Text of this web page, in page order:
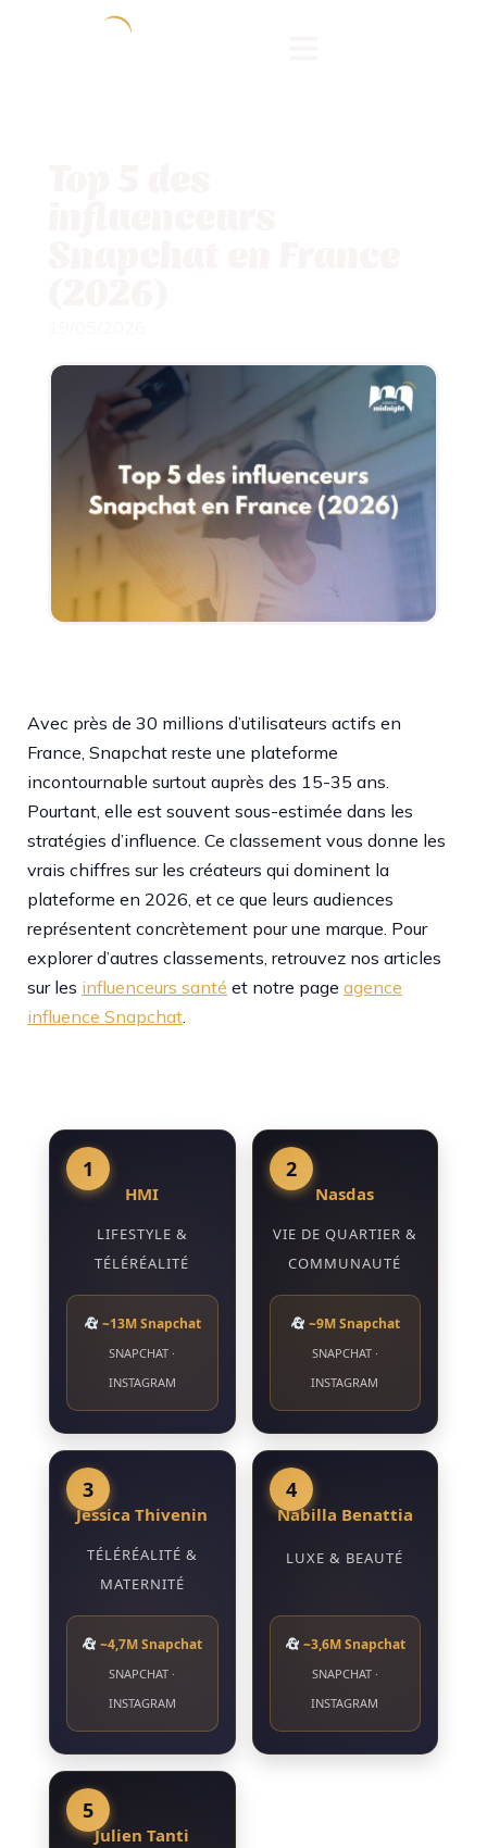
Avec près de 30 millions d’utilisateurs actifs en
France, Snapchat reste une plateforme
incontournable surtout auprès des 15-35 ans.
Pourtant, elle est souvent sous-estimée dans les
stratégies d’influence. Ce classement vous donne les
vrais chiffres sur les créateurs qui dominent la
plateforme en 2026, et ce que leurs audiences
représentent concrètement pour une marque. Pour
explorer d’autres classements, retrouvez nos articles
sur les influenceurs santé et notre page agence
influence Snapchat.
1
HMI
LIFESTYLE &
TÉLÉRÉALITÉ
~13M Snapchat
SNAPCHAT ·
INSTAGRAM
2
Nasdas
VIE DE QUARTIER &
COMMUNAUTÉ
~9M Snapchat
SNAPCHAT ·
INSTAGRAM
3
Jessica Thivenin
TÉLÉRÉALITÉ &
MATERNITÉ
~4,7M Snapchat
SNAPCHAT ·
INSTAGRAM
4
Nabilla Benattia
LUXE & BEAUTÉ
~3,6M Snapchat
SNAPCHAT ·
INSTAGRAM
5
Julien Tanti